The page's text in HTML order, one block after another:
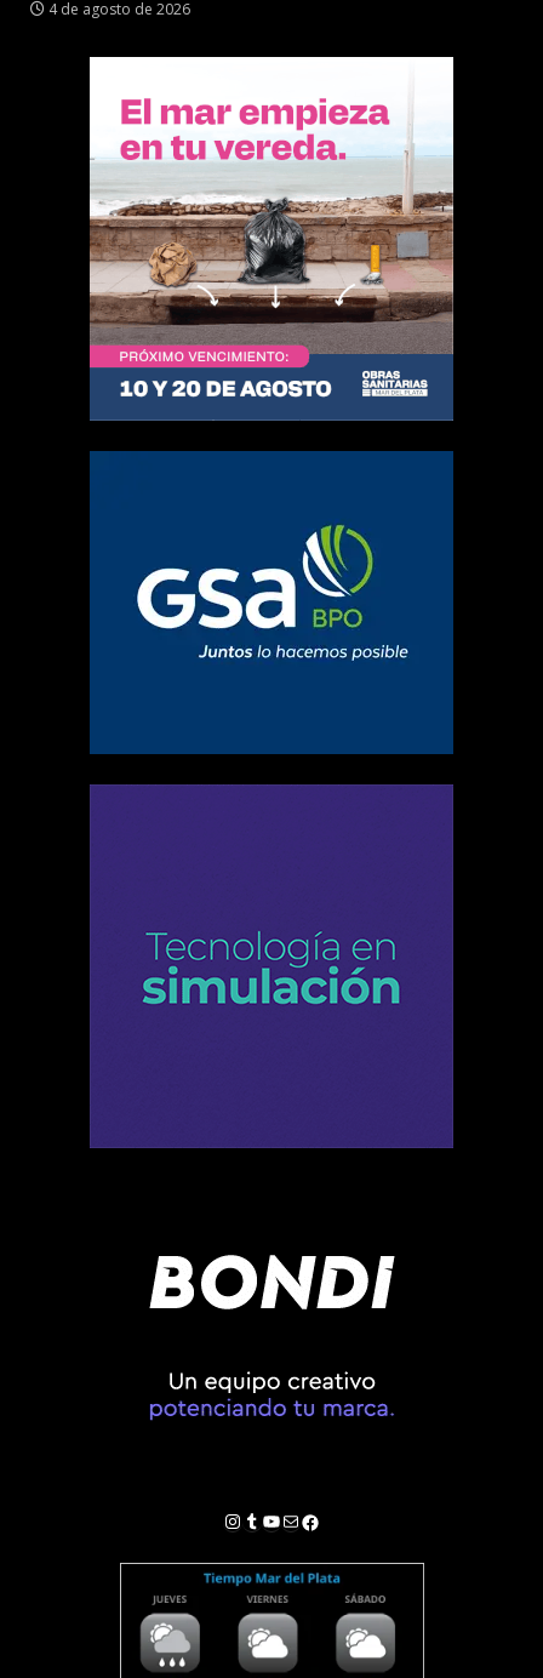
4 de agosto de 2026
Instagram
Tumblr
YouTube
Correo electrónico
Facebook